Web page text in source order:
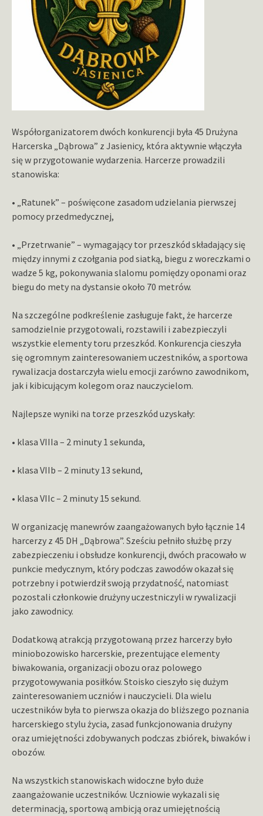
Współorganizatorem dwóch konkurencji była 45 Drużyna
Harcerska „Dąbrowa” z Jasienicy, która aktywnie włączyła
się w przygotowanie wydarzenia. Harcerze prowadzili
stanowiska:
• „Ratunek” – poświęcone zasadom udzielania pierwszej
pomocy przedmedycznej,
• „Przetrwanie” – wymagający tor przeszkód składający się
między innymi z czołgania pod siatką, biegu z woreczkami o
wadze 5 kg, pokonywania slalomu pomiędzy oponami oraz
biegu do mety na dystansie około 70 metrów.
Na szczególne podkreślenie zasługuje fakt, że harcerze
samodzielnie przygotowali, rozstawili i zabezpieczyli
wszystkie elementy toru przeszkód. Konkurencja cieszyła
się ogromnym zainteresowaniem uczestników, a sportowa
rywalizacja dostarczyła wielu emocji zarówno zawodnikom,
jak i kibicującym kolegom oraz nauczycielom.
Najlepsze wyniki na torze przeszkód uzyskały:
• klasa VIIIa – 2 minuty 1 sekunda,
• klasa VIIb – 2 minuty 13 sekund,
• klasa VIIc – 2 minuty 15 sekund.
W organizację manewrów zaangażowanych było łącznie 14
harcerzy z 45 DH „Dąbrowa”. Sześciu pełniło służbę przy
zabezpieczeniu i obsłudze konkurencji, dwóch pracowało w
punkcie medycznym, który podczas zawodów okazał się
potrzebny i potwierdził swoją przydatność, natomiast
pozostali członkowie drużyny uczestniczyli w rywalizacji
jako zawodnicy.
Dodatkową atrakcją przygotowaną przez harcerzy było
miniobozowisko harcerskie, prezentujące elementy
biwakowania, organizacji obozu oraz polowego
przygotowywania posiłków. Stoisko cieszyło się dużym
zainteresowaniem uczniów i nauczycieli. Dla wielu
uczestników była to pierwsza okazja do bliższego poznania
harcerskiego stylu życia, zasad funkcjonowania drużyny
oraz umiejętności zdobywanych podczas zbiórek, biwaków i
obozów.
Na wszystkich stanowiskach widoczne było duże
zaangażowanie uczestników. Uczniowie wykazali się
determinacją, sportową ambicją oraz umiejętnością